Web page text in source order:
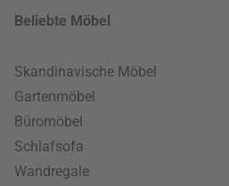
Beliebte Möbel
Skandinavische Möbel
Gartenmöbel
Büromöbel
Schlafsofa
Wandregale